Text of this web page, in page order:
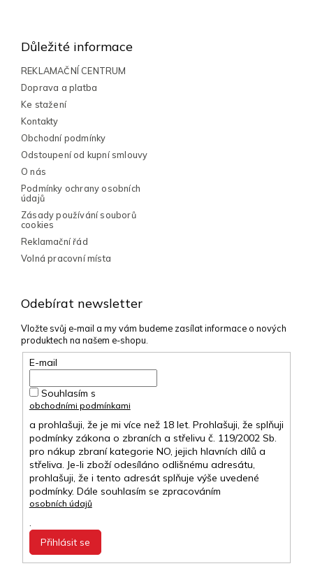
Odebírat newsletter
Vložte svůj e-mail a my vám budeme zasílat informace o nových
produktech na našem e-shopu.
E-mail
Souhlasím s
obchodními podmínkami
a prohlašuji, že je mi více než 18 let. Prohlašuji, že splňuji
podmínky zákona o zbraních a střelivu č. 119/2002 Sb.
pro nákup zbraní kategorie NO, jejich hlavních dílů a
střeliva. Je-li zboží odesíláno odlišnému adresátu,
prohlašuji, že i tento adresát splňuje výše uvedené
podmínky. Dále souhlasím se zpracováním
osobních údajů
.
Přihlásit se
Důležité informace
REKLAMAČNÍ CENTRUM
Doprava a platba
Ke stažení
Kontakty
Obchodní podmínky
Odstoupení od kupní smlouvy
O nás
Podmínky ochrany osobních
údajů
Zásady používání souborů
cookies
Reklamační řád
Volná pracovní místa